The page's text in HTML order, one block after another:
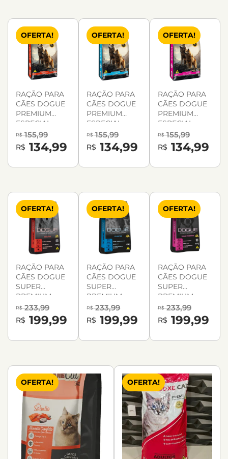
OFERTA!
RAÇÃO PARA
CÃES DOGUE
PREMIUM
ESPECIAL
ADULTO 15KG
R$155,99
R$ 134,99
OFERTA!
RAÇÃO PARA
CÃES DOGUE
PREMIUM
ESPECIAL
FILHOTES 15KG
R$155,99
R$ 134,99
OFERTA!
RAÇÃO PARA
CÃES DOGUE
PREMIUM
ESPECIAL
RAÇAS
PEQUENAS
15KG
R$155,99
R$ 134,99
OFERTA!
RAÇÃO PARA
CÃES DOGUE
SUPER
PREMIUM
ADULTO 15KG
R$233,99
R$ 199,99
OFERTA!
RAÇÃO PARA
CÃES DOGUE
SUPER
PREMIUM
FILHOTES 15KG
R$233,99
R$ 199,99
OFERTA!
RAÇÃO PARA
CÃES DOGUE
SUPER
PREMIUM
RAÇAS
PEQUENAS
15KG
R$233,99
R$ 199,99
OFERTA! OFERTA!